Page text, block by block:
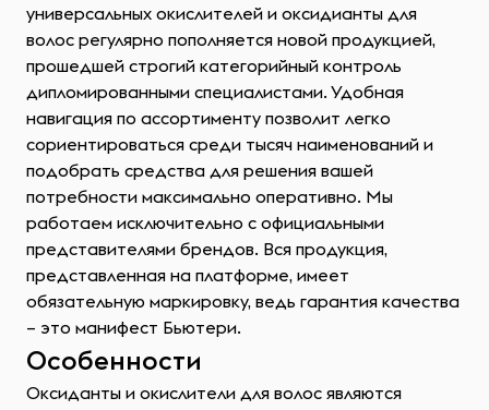
универсальных окислителей и оксидианты для
волос регулярно пополняется новой продукцией,
прошедшей строгий категорийный контроль
дипломированными специалистами. Удобная
навигация по ассортименту позволит легко
сориентироваться среди тысяч наименований и
подобрать средства для решения вашей
потребности максимально оперативно. Мы
работаем исключительно с официальными
представителями брендов. Вся продукция,
представленная на платформе, имеет
обязательную маркировку, ведь гарантия качества
– это манифест Бьютери.
Особенности
Оксиданты и окислители для волос являются